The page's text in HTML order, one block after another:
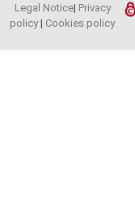
Legal Notice| Privacy
policy| Cookies policy